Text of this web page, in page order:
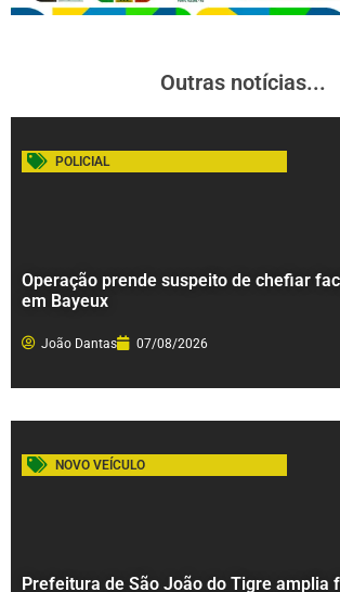
Outras notícias...
POLICIAL
Operação prende suspeito de chefiar
em Bayeux
João Dantas 07/08/2026
NOVO VEÍCULO
Prefeitura de São João do Tigre amplia